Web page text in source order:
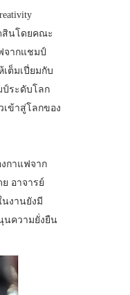
สินโดยคณะ
จากแชมป์
เต็มเปี่ยมกับ
ป์ระดับโลก
เข้าสู่โลกของ
กาแฟจาก
อาจารย์
งานยังมี
นความยั่งยืน